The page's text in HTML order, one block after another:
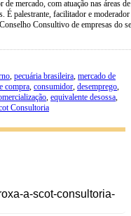
mercado, com atuação nas áreas
É palestrante, facilitador e
Consultivo de empresas do
, pecuária brasileira, mercado de
compra, consumidor, desemprego,
, equivalente desossa,
Consultoria